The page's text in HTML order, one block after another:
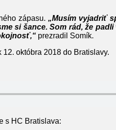
zápasu. „Musím vyjadriť
si šance. Som rád, že
prezradil Somík.
októbra 2018 do Bratislavy.
s HC Bratislava: